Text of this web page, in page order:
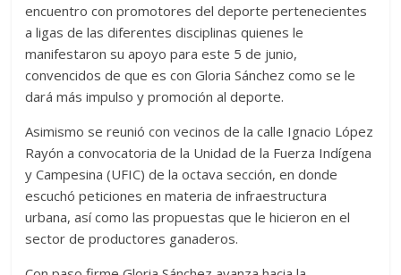
encuentro con promotores del deporte pertenecientes
a ligas de las diferentes disciplinas quienes le
manifestaron su apoyo para este 5 de junio,
convencidos de que es con Gloria Sánchez como se le
dará más impulso y promoción al deporte.
Asimismo se reunió con vecinos de la calle Ignacio López
Rayón a convocatoria de la Unidad de la Fuerza Indígena
y Campesina (UFIC) de la octava sección, en donde
escuchó peticiones en materia de infraestructura
urbana, así como las propuestas que le hicieron en el
sector de productores ganaderos.